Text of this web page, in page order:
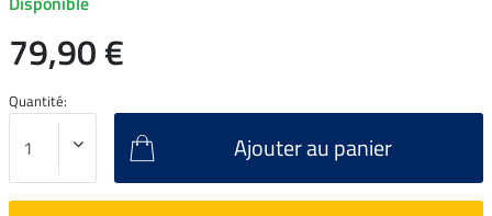
79,90 €
Quantité:
Ajouter au panier